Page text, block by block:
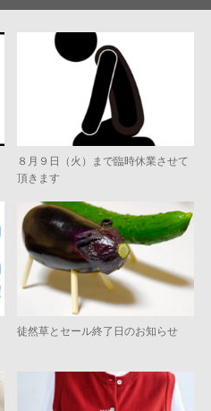
８月９日（火）まで臨時休業させて
頂きます
徒然草とセール終了日のお知らせ